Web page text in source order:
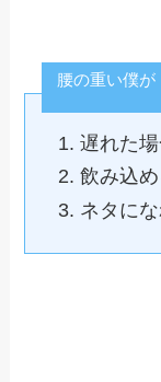
腰の重い僕が
遅れた
飲み込
ネタに